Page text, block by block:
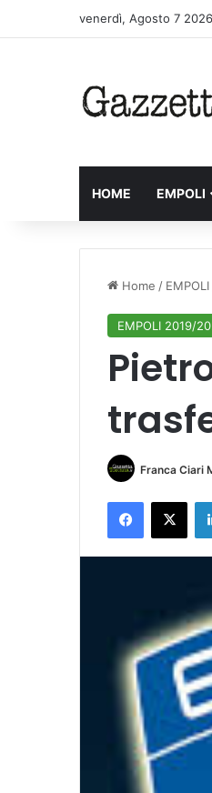
venerdì, Agosto 7 2026
HOME EMPOLI
Home / EMPOLI
EMPOLI 2019/
Franca Ciari